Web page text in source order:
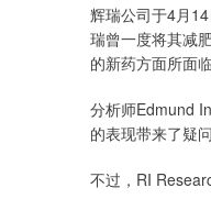
辉瑞公司于4月
瑞曾一度将其减
的新药方面所面
分析师Edmund
的表现带来了疑
不过，RI